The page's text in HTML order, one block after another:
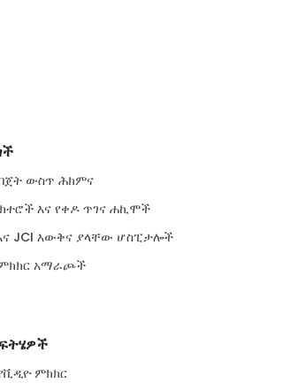
ውስጥ ሕክምና
እና የቀዶ ጥገና ሐኪሞች
JCI እውቅና ያላቸው ሆስፒታሎች
አማራጮች
ምክክር